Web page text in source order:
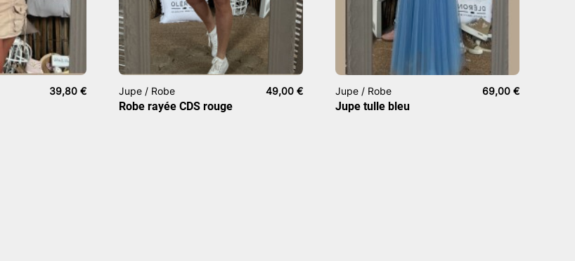
39,80 € Jupe / Robe 49,00 €
Robe rayée CDS rouge
Jupe / Robe 69,00 €
Jupe tulle bleu